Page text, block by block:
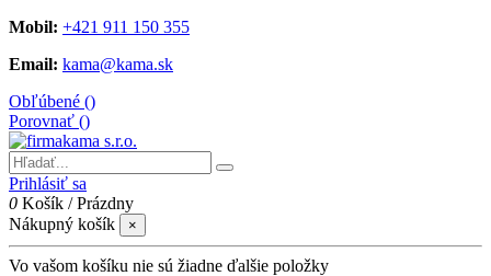
Mobil: +421 911 150 355
Email: kama@kama.sk
Obľúbené ()
Porovnať ()
Prihlásiť sa
0 Košík /Prázdny
Nákupný košík
×
Vo vašom košíku nie sú žiadne ďalšie položky